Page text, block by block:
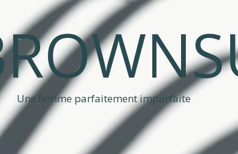
Une femme parfaitement imparfaite